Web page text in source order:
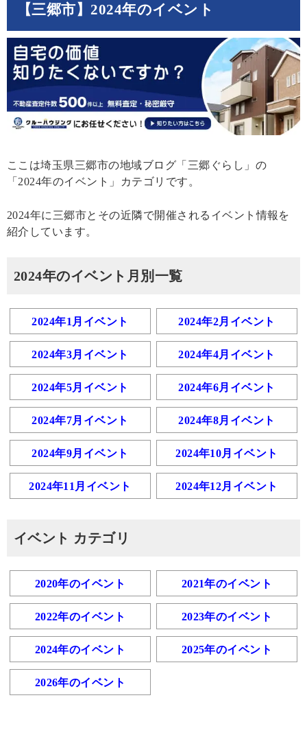
【三郷市】2024年のイベント
ここは埼玉県三郷市の地域ブログ「三郷ぐらし」の
「2024年のイベント」カテゴリです。
2024年に三郷市とその近隣で開催されるイベント情報を
紹介しています。
2024年のイベント月別一覧
2024年1月イベント 2024年2月イベント
2024年3月イベント 2024年4月イベント
2024年5月イベント 2024年6月イベント
2024年7月イベント 2024年8月イベント
2024年9月イベント 2024年10月イベント
2024年11月イベント 2024年12月イベント
イベント カテゴリ
2020年のイベント 2021年のイベント
2022年のイベント 2023年のイベント
2024年のイベント 2025年のイベント
2026年のイベント